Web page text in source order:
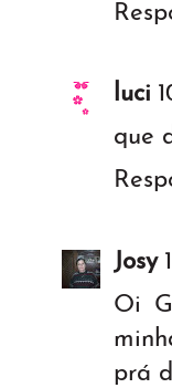
luci
que
Josy
Oi
prá